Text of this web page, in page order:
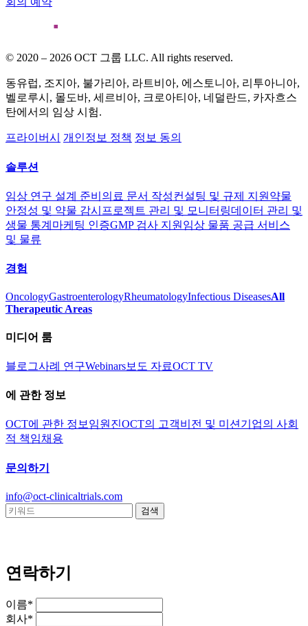
© 2020 – 2026 OCT 그룹 LLC. All rights reserved.
동유럽, 조지아, 불가리아, 라트비아, 에스토니아, 리투아니아,
벨로루시, 몰도바, 세르비아, 크로아티아, 네덜란드, 카자흐스
탄에서의 임상 시험.
프라이버시 개인정보 정책 정보 동의
솔루션
임상 연구 설계 준비 의료 문서 작성컨설팅 및 규제 지원 약물
안정성 및 약물 감시 프로젝트 관리 및 모니터링데이터 관리 및
생물 통계 마케팅 인증GMP 검사 지원 임상 물품 공급 서비스
및 물류
경험
OncologyGastroenterologyRheumatologyInfectious DiseasesAll
Therapeutic Areas
미디어 룸
블로그사례 연구Webinars보도 자료OCT TV
에 관한 정보
OCT에 관한 정보임원진OCT의 고객비전 및 미션기업의 사회
적 책임채용
문의하기
info@oct-clinicaltrials.com
연락하기
이름*
회사*